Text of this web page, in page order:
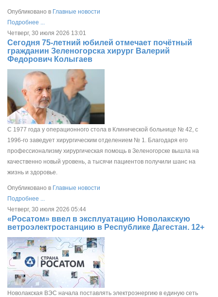
Опубликовано в Главные новости
Подробнее ...
Четверг, 30 июля 2026 13:01
Сегодня 75‑летний юбилей отмечает почётный
гражданин Зеленогорска хирург Валерий
Федорович Колыгаев
С 1977 года у операционного стола в Клинической больнице № 42, с
1996‑го заведует хирургическим отделением № 1. Благодаря его
профессионализму хирургическая помощь в Зеленогорске вышла на
качественно новый уровень, а тысячи пациентов получили шанс на
жизнь и здоровье.
Опубликовано в Главные новости
Подробнее ...
Четверг, 30 июля 2026 05:44
«Росатом» ввел в эксплуатацию Новолакскую
ветроэлектростанцию в Республике Дагестан. 12+
Новолакская ВЭС начала поставлять электроэнергию в единую сеть